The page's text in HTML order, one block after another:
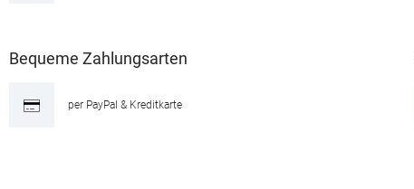
Bequeme Zahlungsarten
per PayPal & Kreditkarte